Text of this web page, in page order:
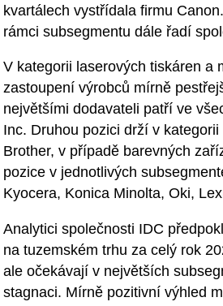
kvartálech vystřídala firmu
rámci subsegmentu dále řadí
V kategorii laserových tiskáren a
zastoupení výrobců mírně
největšími dodavateli patří ve
Inc. Druhou pozici drží v
Brother, v případě barevných
pozice v jednotlivých
Kyocera, Konica Minolta, Oki,
Analytici společnosti IDC
na tuzemském trhu za celý rok
ale očekávají v největších
stagnaci. Mírně pozitivní výhled